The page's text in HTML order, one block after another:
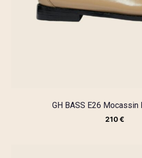
GH BASS E26 Mocassin
210€